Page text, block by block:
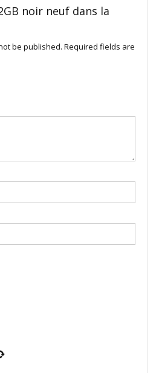
noir neuf dans la
be published. Required fields are